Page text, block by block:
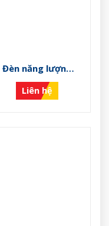
Đèn năng lượng
mặt trời VS-NLMT-
K
Liên hệ